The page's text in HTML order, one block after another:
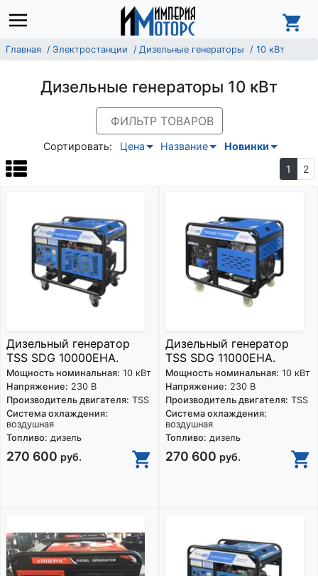
Главная Электростанции Дизельные генераторы 10 кВт
Дизельные генераторы 10 кВт
ФИЛЬТР ТОВАРОВ
Сортировать: Цена Название
Новинки
1
2
Дизельный генератор
TSS SDG 10000EHA.
Мощность номинальная: 10 кВт
Напряжение: 230 В
Производитель двигателя: TSS
Система охлаждения:
воздушная
Топливо: дизель
270 600 руб.
Дизельный генератор
TSS SDG 11000EHA.
Мощность номинальная: 10 кВт
Напряжение: 230 В
Производитель двигателя: TSS
Система охлаждения:
воздушная
Топливо: дизель
270 600 руб.